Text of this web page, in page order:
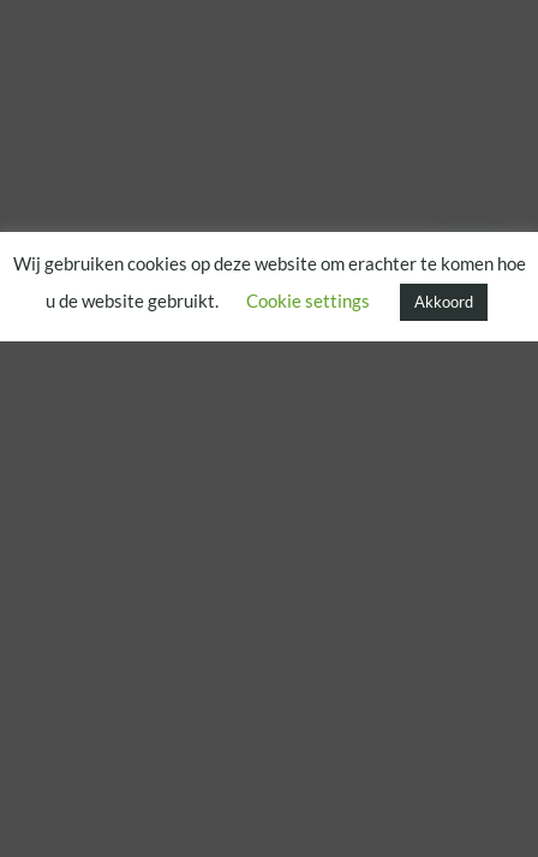
Wij gebruiken cookies op deze website om erachter te komen hoe
u de website gebruikt.
Cookie settings Akkoord